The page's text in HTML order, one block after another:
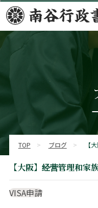
TOP > ブログ > 【
【大阪】经营管理和家
VISA申請